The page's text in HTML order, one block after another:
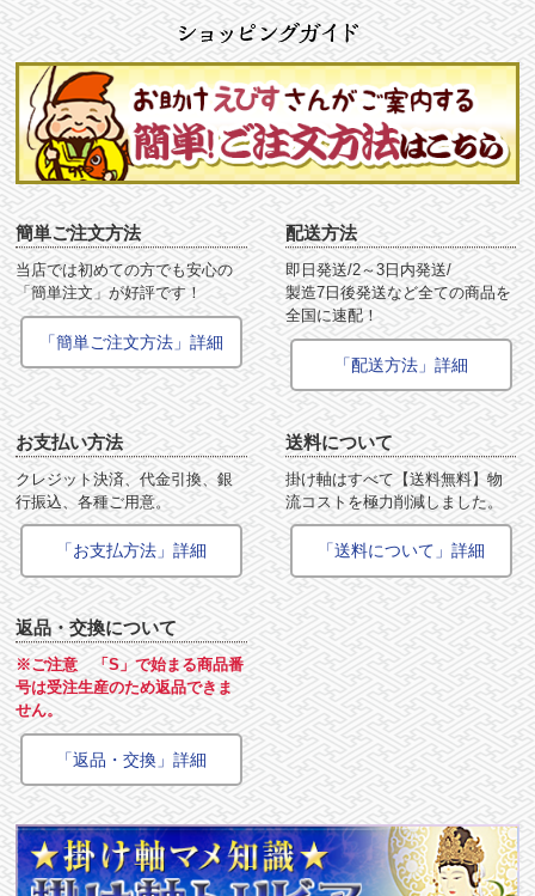
簡単ご注文方法
当店では初めての方でも安心の
「簡単注文」が好評です！
「簡単ご注文方法」詳細
配送方法
即日発送/2～3日内発送/
製造7日後発送など全ての商品を
全国に速配！
「配送方法」詳細
お支払い方法
クレジット決済、代金引換、銀
行振込、各種ご用意。
「お支払方法」詳細
送料について
掛け軸はすべて【送料無料】物
流コストを極力削減しました。
「送料について」詳細
返品・交換について
※ご注意 「S」で始まる商品番
号は受注生産のため返品できま
せん。
「返品・交換」詳細